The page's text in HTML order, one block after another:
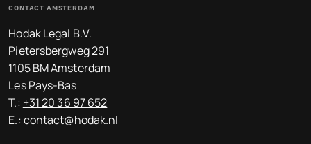
CONTACT AMSTERDAM
Hodak Legal B.V.
Pietersbergweg 291
1105 BM Amsterdam
Les Pays-Bas
T.: +31 20 36 97 652
E.:contact@hodak.nl